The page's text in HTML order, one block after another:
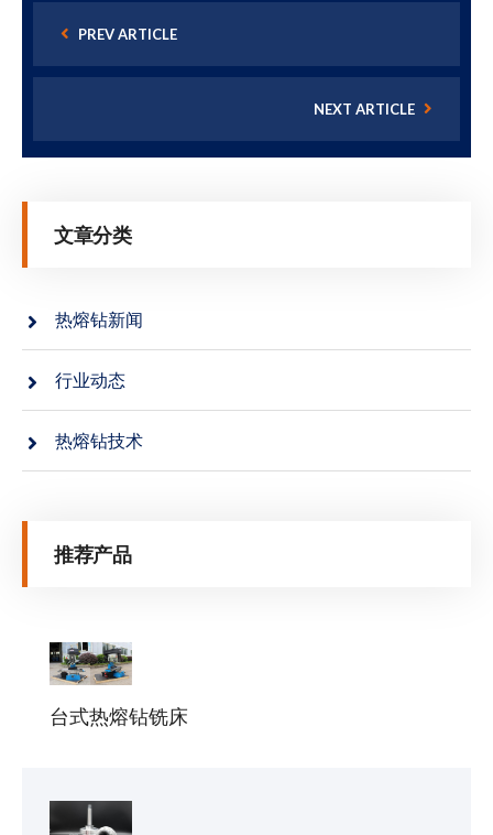
PREV ARTICLE
NEXT ARTICLE
文章分类
热熔钻新闻
行业动态
热熔钻技术
推荐产品
台式热熔钻铣床